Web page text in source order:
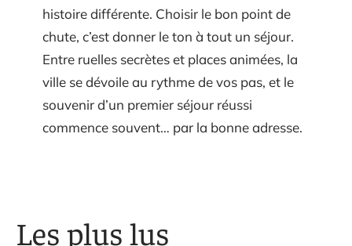
histoire différente. Choisir le bon point de
chute, c’est donner le ton à tout un séjour.
Entre ruelles secrètes et places animées, la
ville se dévoile au rythme de vos pas, et le
souvenir d’un premier séjour réussi
commence souvent… par la bonne adresse.
Les plus lus